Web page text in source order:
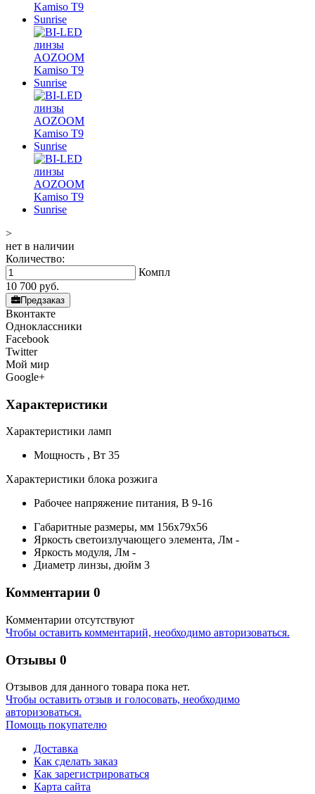
>
нет в наличии
Количество:
Компл
10 700 руб.
Предзаказ
Вконтакте
Одноклассники
Facebook
Twitter
Мой мир
Google+
Характеристики
Характеристики ламп
Мощность , Вт 35
Характеристики блока розжига
Рабочее напряжение питания, В 9-16
Габаритные размеры, мм 156x79x56
Яркость светоизлучающего элемента, Лм -
Яркость модуля, Лм -
Диаметр линзы, дюйм 3
Комментарии 0
Комментарии отсутствуют
Чтобы оставить комментарий, необходимо авторизоваться.
Отзывы 0
Отзывов для данного товара пока нет.
Чтобы оcтавить отзыв и голосовать, необходимо
авторизоваться.
Помощь покупателю
Доставка
Как сделать заказ
Как зарегистрироваться
Карта сайта